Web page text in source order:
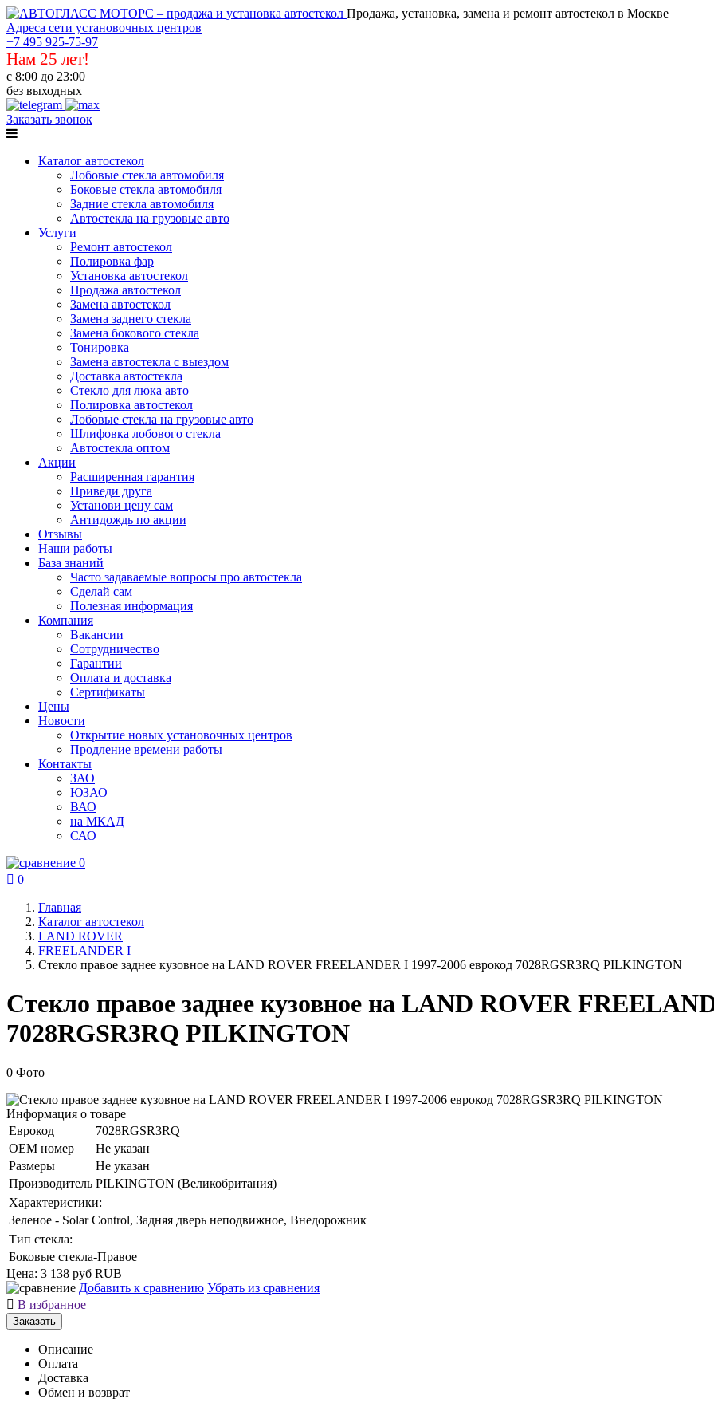
Продажа, установка, замена и ремонт автостекол в Москве
Адреса сети установочных центров
+7 495 925-75-97
Нам 25 лет!
с 8:00 до 23:00
без выходных
Заказать звонок
Каталог автостекол
Лобовые стекла автомобиля
Боковые стекла автомобиля
Задние стекла автомобиля
Автостекла на грузовые авто
Услуги
Ремонт автостекол
Полировка фар
Установка автостекол
Продажа автостекол
Замена автостекол
Замена заднего стекла
Замена бокового стекла
Тонировка
Замена автостекла с выездом
Доставка автостекла
Стекло для люка авто
Полировка автостекол
Лобовые стекла на грузовые авто
Шлифовка лобового стекла
Автостекла оптом
Акции
Расширенная гарантия
Приведи друга
Установи цену сам
Антидождь по акции
Отзывы
Наши работы
База знаний
Часто задаваемые вопросы про автостекла
Сделай сам
Полезная информация
Компания
Вакансии
Сотрудничество
Гарантии
Оплата и доставка
Сертификаты
Цены
Новости
Открытие новых установочных центров
Продление времени работы
Контакты
ЗАО
ЮЗАО
ВАО
на МКАД
САО
0
 0
Главная
Каталог автостекол
LAND ROVER
FREELANDER I
Стекло правое заднее кузовное на LAND ROVER FREELANDER I 1997-2006 еврокод 7028RGSR3RQ PILKINGTON
Стекло правое заднее кузовное на LAND ROVER
7028RGSR3RQ PILKINGTON
0 Фото
Информация о товаре
Еврокод
7028RGSR3RQ
ОЕМ номер
Не указан
Размеры
Не указан
Производитель PILKINGTON (Великобритания)
Характеристики:
Зеленое - Solar Control, Задняя дверь неподвижное, Внедорожник
Тип стекла:
Боковые стекла-Правое
Цена: 3 138 руб RUB
Добавить к сравнению Убрать из сравнения
 В избранное
Заказать
Описание
Оплата
Доставка
Обмен и возврат